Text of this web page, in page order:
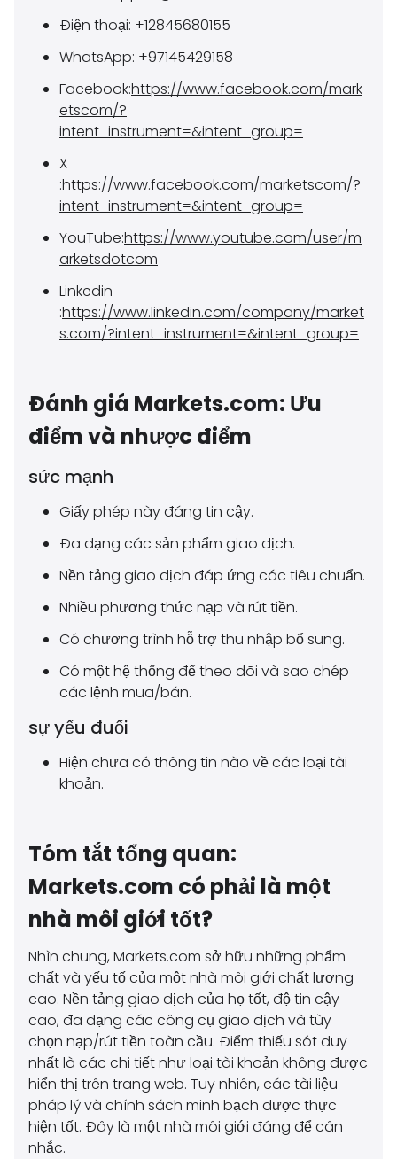
Điện thoại: +12845680155
WhatsApp: +97145429158
Facebook:https://www.facebook.com/mark
etscom/?
intent_instrument=&intent_group=
X
:https://www.facebook.com/marketscom/?
intent_instrument=&intent_group=
YouTube:https://www.youtube.com/user/m
arketsdotcom
Linkedin
:https://www.linkedin.com/company/market
s.com/?intent_instrument=&intent_group=
Đánh giá Markets.com: Ưu
điểm và nhược điểm
sức mạnh
Giấy phép này đáng tin cậy.
Đa dạng các sản phẩm giao dịch.
Nền tảng giao dịch đáp ứng các tiêu chuẩn.
Nhiều phương thức nạp và rút tiền.
Có chương trình hỗ trợ thu nhập bổ sung.
Có một hệ thống để theo dõi và sao chép
các lệnh mua/bán.
sự yếu đuối
Hiện chưa có thông tin nào về các loại tài
khoản.
Tóm tắt tổng quan:
Markets.com có phải là một
nhà môi giới tốt?
Nhìn chung, Markets.com sở hữu những phẩm
chất và yếu tố của một nhà môi giới chất lượng
cao. Nền tảng giao dịch của họ tốt, độ tin cậy
cao, đa dạng các công cụ giao dịch và tùy
chọn nạp/rút tiền toàn cầu. Điểm thiếu sót duy
nhất là các chi tiết như loại tài khoản không được
hiển thị trên trang web. Tuy nhiên, các tài liệu
pháp lý và chính sách minh bạch được thực
hiện tốt. Đây là một nhà môi giới đáng để cân
nhắc.